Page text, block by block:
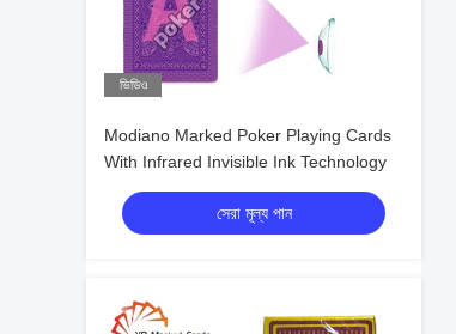
ভিডিও
Modiano Marked Poker Playing Cards
With Infrared Invisible Ink Technology
সেরা মূল্য পান